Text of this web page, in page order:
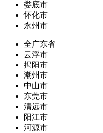
娄底市
怀化市
永州市
全广东省
云浮市
揭阳市
潮州市
中山市
东莞市
清远市
阳江市
河源市